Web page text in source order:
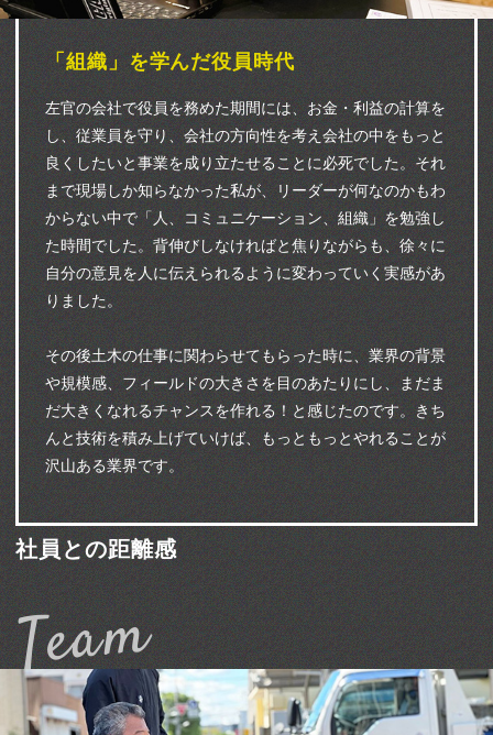
「組織」を学んだ役員時代
左官の会社で役員を務めた期間には、お金・利益の計算を
し、従業員を守り、会社の方向性を考え会社の中をもっと
良くしたいと事業を成り立たせることに必死でした。それ
まで現場しか知らなかった私が、リーダーが何なのかもわ
からない中で「人、コミュニケーション、組織」を勉強し
た時間でした。背伸びしなければと焦りながらも、徐々に
自分の意見を人に伝えられるように変わっていく実感があ
りました。
その後土木の仕事に関わらせてもらった時に、業界の背景
や規模感、フィールドの大きさを目のあたりにし、まだま
だ大きくなれるチャンスを作れる！と感じたのです。きち
んと技術を積み上げていけば、もっともっとやれることが
沢山ある業界です。
Team
社員との距離感